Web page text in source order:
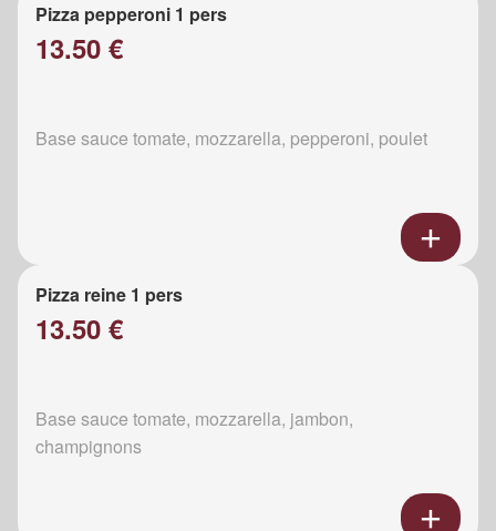
Pizza pepperoni 1 pers
13.50 €
Base sauce tomate, mozzarella, pepperoni, poulet
Pizza reine 1 pers
13.50 €
Base sauce tomate, mozzarella, jambon,
champignons